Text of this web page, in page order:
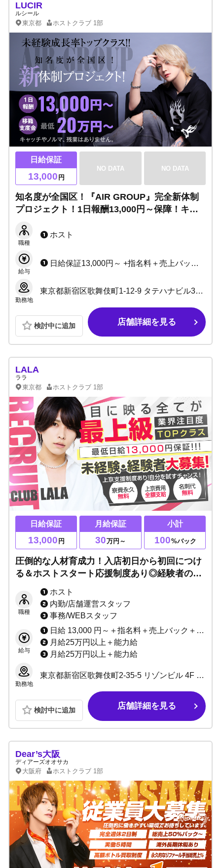
LUCIR
ルシール
東京都 ホストクラブ 1部
日給保証
13,000 円
NO DATA NO DATA
知名度が全国区！『AIR GROUP』完全新体制
プロジェクト！1日報酬13,000円～保障！キャ
独自の教育システムで育て上げます！
職種
ホスト
給与
日給保証13,000円～ +指名料＋売上バック＋賞金
勤務地
東京都新宿区歌舞伎町1-12-9 タテハナビル3階-A
検討中に追加 店舗詳細を見る
LALA
ララ
東京都 ホストクラブ 1部
日給保証
13,000 円
月給保証
30万円～
小計
100%バック
圧倒的な人材育成力！入店初日から初回につけ
る＆ホストスタート応援制度あり◎経験者の方
は移籍準備金あり◎全国区の知名度で、売れっ
子への近道になる！
職種
ホスト
内勤/店舗運営スタッフ
事務/WEBスタッフ
給与
日給 13,000 円～＋指名料＋売上バック＋賞金
月給25万円以上＋能力給
月給25万円以上＋能力給
勤務地
東京都新宿区歌舞伎町2-35-5 リゾンビル 4F 【店舗】 営業時間 20:00～24:00 定休日：毎週金曜日・月末
検討中に追加 店舗詳細を見る
Dear’s大阪
ディアーズオオサカ
大阪府 ホストクラブ 1部